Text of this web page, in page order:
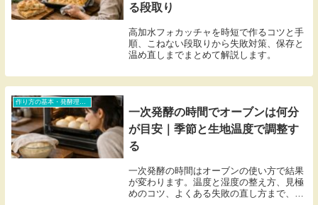
る段取り
高加水フォカッチャを時短で作るコツと手
順、こねない段取りから失敗対策、保存と
温め直しまでまとめて解説します。
一次発酵の時間でオーブンは何分
が目安｜季節と生地温度で調整す
る
一次発酵の時間はオーブンの使い方で結果
が変わります。温度と湿度の整え方、見極
めのコツ、よくある失敗の直し方まで、家